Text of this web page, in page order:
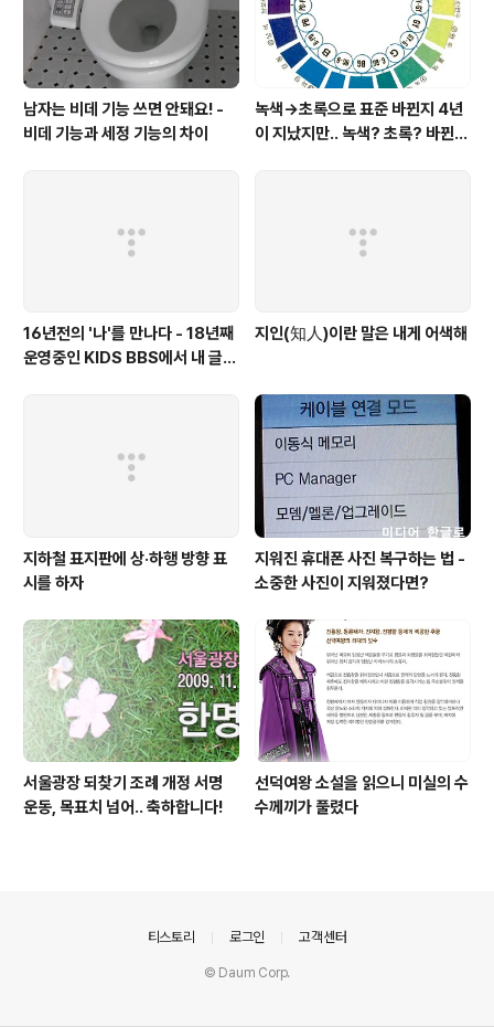
남자는 비데 기능 쓰면 안돼요! -
비데 기능과 세정 기능의 차이
녹색→초록으로 표준 바뀐지 4년
이 지났지만.. 녹색? 초록? 바뀐
16년전의 '나'를 만나다 - 18년째
운영중인 KIDS BBS에서 내 글을
지인(知人)이란 말은 내게 어색해
지하철 표지판에 상·하행 방향 표
시를 하자
지워진 휴대폰 사진 복구하는 법 -
소중한 사진이 지워졌다면?
서울광장 되찾기 조례 개정 서명
운동, 목표치 넘어.. 축하합니다!
선덕여왕 소설을 읽으니 미실의 수
수께끼가 풀렸다
티스토리 로그인 고객센터
© Daum Corp.